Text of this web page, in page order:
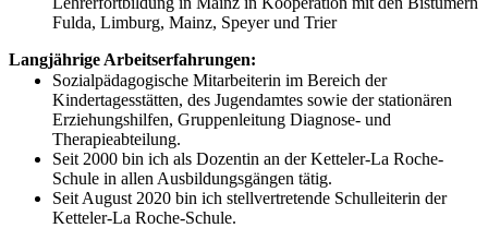
Fulda, Limburg, Mainz, Speyer und Trier
Langjährige Arbeitserfahrungen:
Sozialpädagogische Mitarbeiterin im Bereich der
Kindertagesstätten, des Jugendamtes sowie der stationären
Erziehungshilfen, Gruppenleitung Diagnose- und
Therapieabteilung.
Seit 2000 bin ich als Dozentin an der Ketteler-La Roche-
Schule in allen Ausbildungsgängen tätig.
Seit August 2020 bin ich stellvertretende Schulleiterin der
Ketteler-La Roche-Schule.